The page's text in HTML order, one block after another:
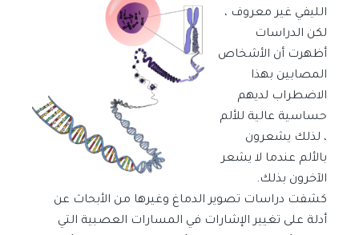
الليفي غير معروف ،
لكن الدراسات
أظهرت أن الأشخاص
المصابين بهذا
الاضطراب لديهم
حساسية عالية للألم
، لذلك يشعرون
بالألم عندما لا يشعر
الآخرون بذلك.
كشفت دراسات تصوير الدماغ وغيرها من الأبحاث عن
أدلة على تغيير الإشارات في المسارات العصبية التي